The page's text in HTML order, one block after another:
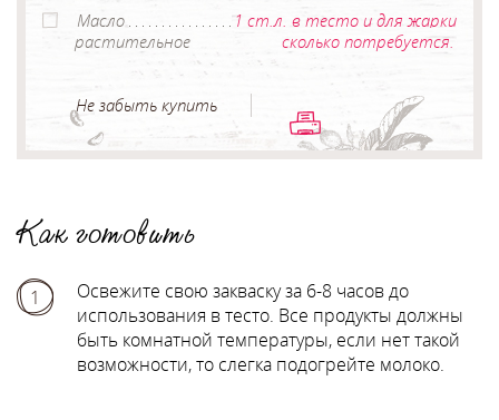
Масло
растительное
1 ст.л. в тесто и для жарки
сколько потребуется.
Не забыть купить
Как готовить
1
Освежите свою закваску за 6-8 часов до
использования в тесто. Все продукты должны
быть комнатной температуры, если нет такой
возможности, то слегка подогрейте молоко.